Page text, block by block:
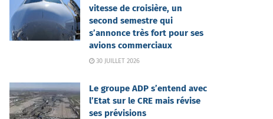
vitesse de croisière, un
second semestre qui
s’annonce très fort pour ses
avions commerciaux
30 JUILLET 2026
Le groupe ADP s’entend avec
l’Etat sur le CRE mais révise
ses prévisions